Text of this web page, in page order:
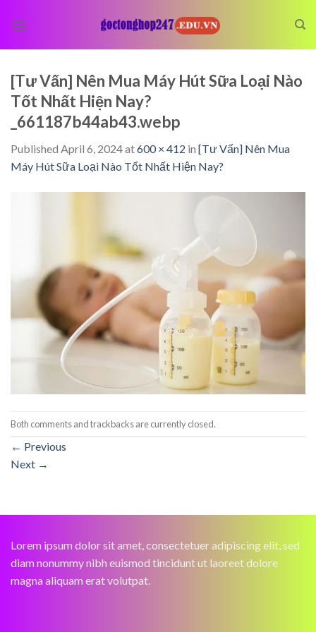
[Tư Vấn] Nên Mua Máy Hút Sữa Loại Nào
Tốt Nhất Hiện Nay?
_661187b44ab43.webp
Published April 6, 2024at600 × 412 in [Tư Vấn] Nên Mua
Máy Hút Sữa Loại Nào Tốt Nhất Hiện Nay?
Both comments and trackbacks are currently closed.
← Previous
Next →
Lorem ipsum dolor sit amet, consectetuer adipiscing elit, sed
diam nonummy nibh euismod tincidunt ut laoreet dolore
magna aliquam erat volutpat.